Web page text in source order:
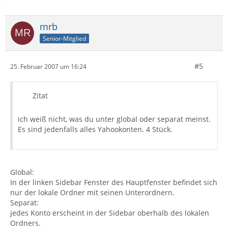
mrb
Senior-Mitglied
25. Februar 2007 um 16:24 #5
Zitat
ich weiß nicht, was du unter global oder separat meinst.
Es sind jedenfalls alles Yahookonten. 4 Stück.
Global:
In der linken Sidebar Fenster des Hauptfenster befindet sich
nur der lokale Ordner mit seinen Unterordnern.
Separat:
jedes Konto erscheint in der Sidebar oberhalb des lokalen
Ordners.